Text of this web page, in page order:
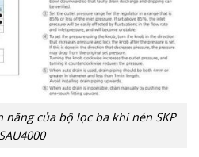
của bộ lọc ba khí nén SKP
SAU4000